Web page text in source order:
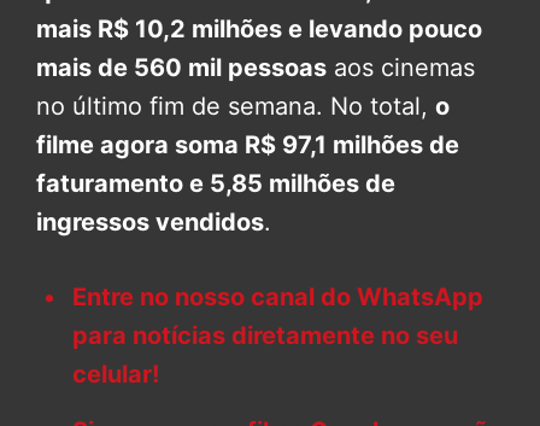
mais R$ 10,2 milhões e levando pouco
mais de 560 mil pessoas aos cinemas
no último fim de semana. No total, o
filme agora soma R$ 97,1 milhões de
faturamento e 5,85 milhões de
ingressos vendidos.
Entre no nosso canal do WhatsApp
para notícias diretamente no seu
celular!